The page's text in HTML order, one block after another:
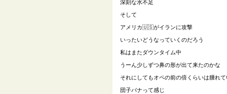
深刻な水不足
そして
アメリカ🇺🇸がイランに攻撃
いったいどうなっていくのだろう
私はまたダウンタイム中
うーん少しずつ鼻の形が出て来たのかな
それにしてもオペの前の倍くらいは腫れ
団子バナって感じ